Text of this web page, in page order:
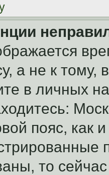
а не к тому,
в личных
пояс, как
то